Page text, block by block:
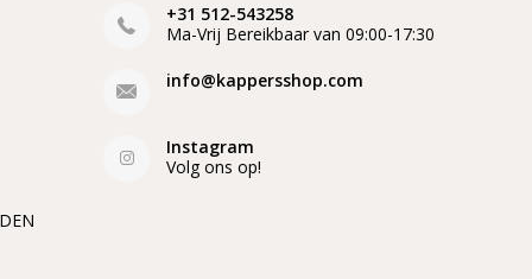
+31 512-543258
Ma-Vrij Bereikbaar van 09:00-17:30
info@kappersshop.com
Instagram
Volg ons op!